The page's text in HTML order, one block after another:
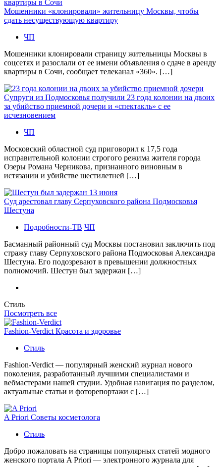
Мошенники «клонировали» жительницу Москвы, чтобы
сдать несуществующую квартиру
ЧП
Мошенники клонировали страницу жительницы Москвы в
соцсетях и разослали от ее имени объявления о сдаче в аренду
квартиры в Сочи, сообщает телеканал «360». […]
Супруги из Подмосковья получили 23 года колонии на двоих
за убийство приемной дочери и «спектакль» с ее
исчезновением
ЧП
Московский областной суд приговорил к 17,5 года
исправительной колонии строгого режима жителя города
Озеры Романа Черникова, признанного виновным в
истязании и убийстве шестилетней […]
Суд арестовал главу Серпуховского района Подмосковья
Шестуна
Подробности-ТВ ЧП
Басманный районный суд Москвы постановил заключить под
стражу главу Серпуховского района Подмосковья Александра
Шестуна. Его подозревают в превышении должностных
полномочий. Шестун был задержан […]
Стиль
Посмотреть все
Fashion-Verdict Красота и здоровье
Стиль
Fashion-Verdict — популярный женский журнал нового
поколения, разработанный лучшими специалистами и
вебмастерами нашей студии. Удобная навигация по разделом,
актуальные статьи и фоторепортажи с […]
A Priori Советы косметолога
Стиль
Добро пожаловать на страницы популярных статей модного
женского портала A Priori — электронного журнала для